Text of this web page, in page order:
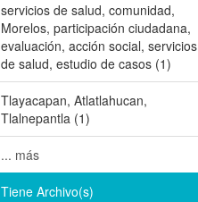
servicios de salud, comunidad,
Morelos, participación ciudadana,
evaluación, acción social, servicios
de salud, estudio de casos (1)
Tlayacapan, Atlatlahucan,
Tlalnepantla (1)
... más
Tiene Archivo(s)